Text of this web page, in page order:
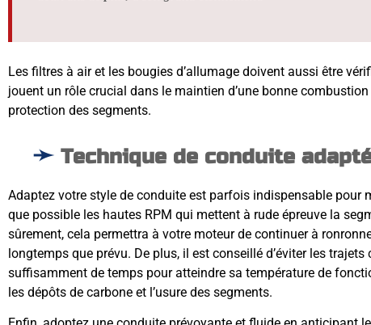
Les filtres à air et les bougies d’allumage doivent aussi être
jouent un rôle crucial dans le maintien d’une bonne
protection des segments.
Technique de conduite
Adaptez votre style de conduite est parfois indispensable pour
que possible les hautes RPM qui mettent à rude épreuve la
sûrement, cela permettra à votre moteur de continuer à
longtemps que prévu. De plus, il est conseillé d’éviter les trajets
suffisamment de temps pour atteindre sa température de
les dépôts de carbone et l’usure des segments.